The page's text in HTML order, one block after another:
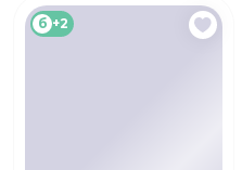
б +2